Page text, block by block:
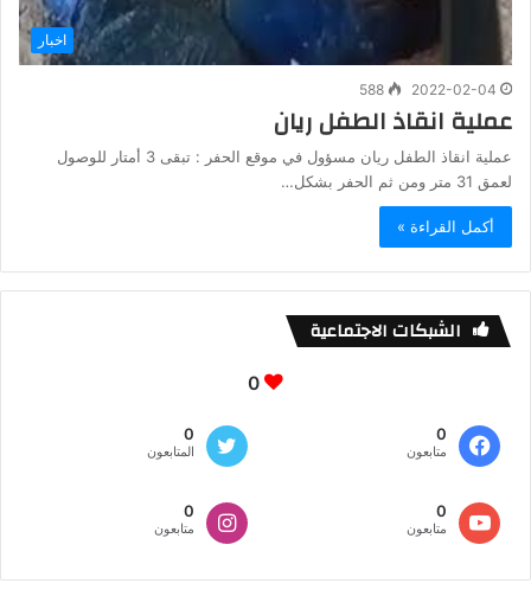
اخبار
2022-02-04
588
عملية انقاذ الطفل ريان
عملية انقاذ الطفل ريان مسؤول في موقع الحفر : تبقى 3 أمتار للوصول
لعمق 31 متر ومن ثم الحفر بشكل…
أكمل القراءة »
الشبكات الاجتماعية
0
0
متابعون
0
المتابعون
0
متابعون
0
متابعون